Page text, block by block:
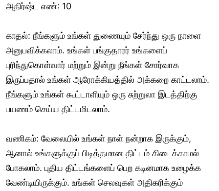
அதிர்ஷ்ட எண்: 10
காதல்: நீங்களும் உங்கள் துணையும் சேர்ந்து ஒரு நாளை
அனுபவிக்கலாம். உங்கள் பங்குதாரர் உங்களைப்
புரிந்துகொள்வார் மற்றும் இன்று நீங்கள் சோர்வாக
இருப்பதால் உங்கள் ஆரோக்கியத்தில் அக்கறை காட்டலாம்.
நீங்களும் உங்கள் கூட்டாளியும் ஒரு சுற்றுலா இடத்திற்கு
பயணம் செய்ய திட்டமிடலாம்.
வணிகம்: வேலையில் உங்கள் நாள் நன்றாக இருக்கும்,
ஆனால் உங்களுக்குப் பிடித்தமான திட்டம் கிடைக்காமல்
போகலாம். புதிய திட்டங்களைப் பெற கடினமாக உழைக்க
வேண்டியிருக்கும். உங்கள் செலவுகள் அதிகரிக்கும்